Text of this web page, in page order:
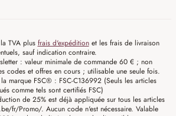
TVA plus frais d'expéditionet les frais de livraison
sauf indication contraire.
: valeur minimale de commande 60 € ; non
codes et offres en cours ; utilisable une seule fois.
marque FSC® : FSC-C136992 (Seuls les articles
comme tels sont certifiés FSC)
de 25% est déjà appliquée sur tous les articles
fr/Promo/. Aucun code n'est nécessaire. Valable